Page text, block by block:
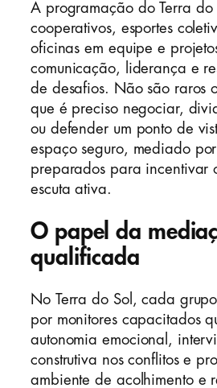
A programação do Terra do
cooperativos, esportes
oficinas em equipe e
comunicação, liderança e
de desafios. Não são raros
que é preciso negociar,
ou defender um ponto de
espaço seguro, mediado
preparados para incentivar
escuta ativa.
O papel da
qualificada
No Terra do Sol, cada
por monitores capacitados
autonomia emocional,
construtiva nos conflitos e
ambiente de acolhimento e